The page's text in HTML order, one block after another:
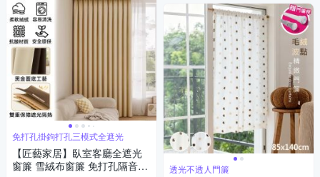
免打孔掛鉤打孔三模式全遮光
【匠藝家居】臥室客廳全遮光
窗簾 雪絨布窗簾 免打孔隔音窗
透光不透人門簾